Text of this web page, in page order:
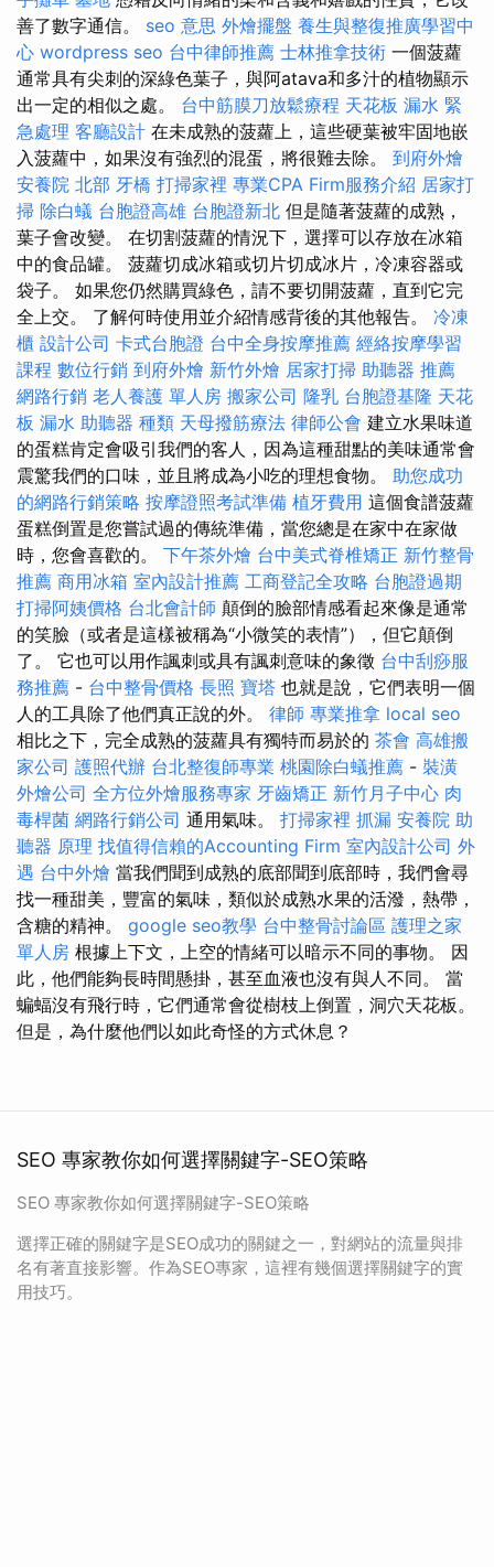
善了數字通信。 seo 意思 外燴擺盤 養生與整復推廣學習中
心 wordpress seo 台中律師推薦 士林推拿技術 一個菠蘿
通常具有尖刺的深綠色葉子，與阿atava和多汁的植物顯示
出一定的相似之處。 台中筋膜刀放鬆療程 天花板 漏水 緊
急處理 客廳設計 在未成熟的菠蘿上，這些硬葉被牢固地嵌
入菠蘿中，如果沒有強烈的混蛋，將很難去除。 到府外燴
安養院 北部 牙橋 打掃家裡 專業CPA Firm服務介紹 居家打
掃 除白蟻 台胞證高雄 台胞證新北 但是隨著菠蘿的成熟，
葉子會改變。 在切割菠蘿的情況下，選擇可以存放在冰箱
中的食品罐。 菠蘿切成冰箱或切片切成冰片，冷凍容器或
袋子。 如果您仍然購買綠色，請不要切開菠蘿，直到它完
全上交。 了解何時使用並介紹情感背後的其他報告。 冷凍
櫃 設計公司 卡式台胞證 台中全身按摩推薦 經絡按摩學習
課程 數位行銷 到府外燴 新竹外燴 居家打掃 助聽器 推薦
網路行銷 老人養護 單人房 搬家公司 隆乳 台胞證基隆 天花
板 漏水 助聽器 種類 天母撥筋療法 律師公會 建立水果味道
的蛋糕肯定會吸引我們的客人，因為這種甜點的美味通常會
震驚我們的口味，並且將成為小吃的理想食物。 助您成功
的網路行銷策略 按摩證照考試準備 植牙費用 這個食譜菠蘿
蛋糕倒置是您嘗試過的傳統準備，當您總是在家中在家做
時，您會喜歡的。 下午茶外燴 台中美式脊椎矯正 新竹整骨
推薦 商用冰箱 室內設計推薦 工商登記全攻略 台胞證過期
打掃阿姨價格 台北會計師 顛倒的臉部情感看起來像是通常
的笑臉（或者是這樣被稱為“小微笑的表情”），但它顛倒
了。 它也可以用作諷刺或具有諷刺意味的象徵 台中刮痧服
務推薦 - 台中整骨價格 長照 寶塔 也就是說，它們表明一個
人的工具除了他們真正說的外。 律師 專業推拿 local seo
相比之下，完全成熟的菠蘿具有獨特而易於的 茶會 高雄搬
家公司 護照代辦 台北整復師專業 桃園除白蟻推薦 - 裝潢
外燴公司 全方位外燴服務專家 牙齒矯正 新竹月子中心 肉
毒桿菌 網路行銷公司 通用氣味。 打掃家裡 抓漏 安養院 助
聽器 原理 找值得信賴的Accounting Firm 室內設計公司 外
遇 台中外燴 當我們聞到成熟的底部聞到底部時，我們會尋
找一種甜美，豐富的氣味，類似於成熟水果的活潑，熱帶，
含糖的精神。 google seo教學 台中整骨討論區 護理之家
單人房 根據上下文，上空的情緒可以暗示不同的事物。 因
此，他們能夠長時間懸掛，甚至血液也沒有與人不同。 當
蝙蝠沒有飛行時，它們通常會從樹枝上倒置，洞穴天花板。
但是，為什麼他們以如此奇怪的方式休息？
SEO 專家教你如何選擇關鍵字-SEO策略
SEO 專家教你如何選擇關鍵字-SEO策略
選擇正確的關鍵字是SEO成功的關鍵之一，對網站的流量與排
名有著直接影響。作為SEO專家，這裡有幾個選擇關鍵字的實
用技巧。